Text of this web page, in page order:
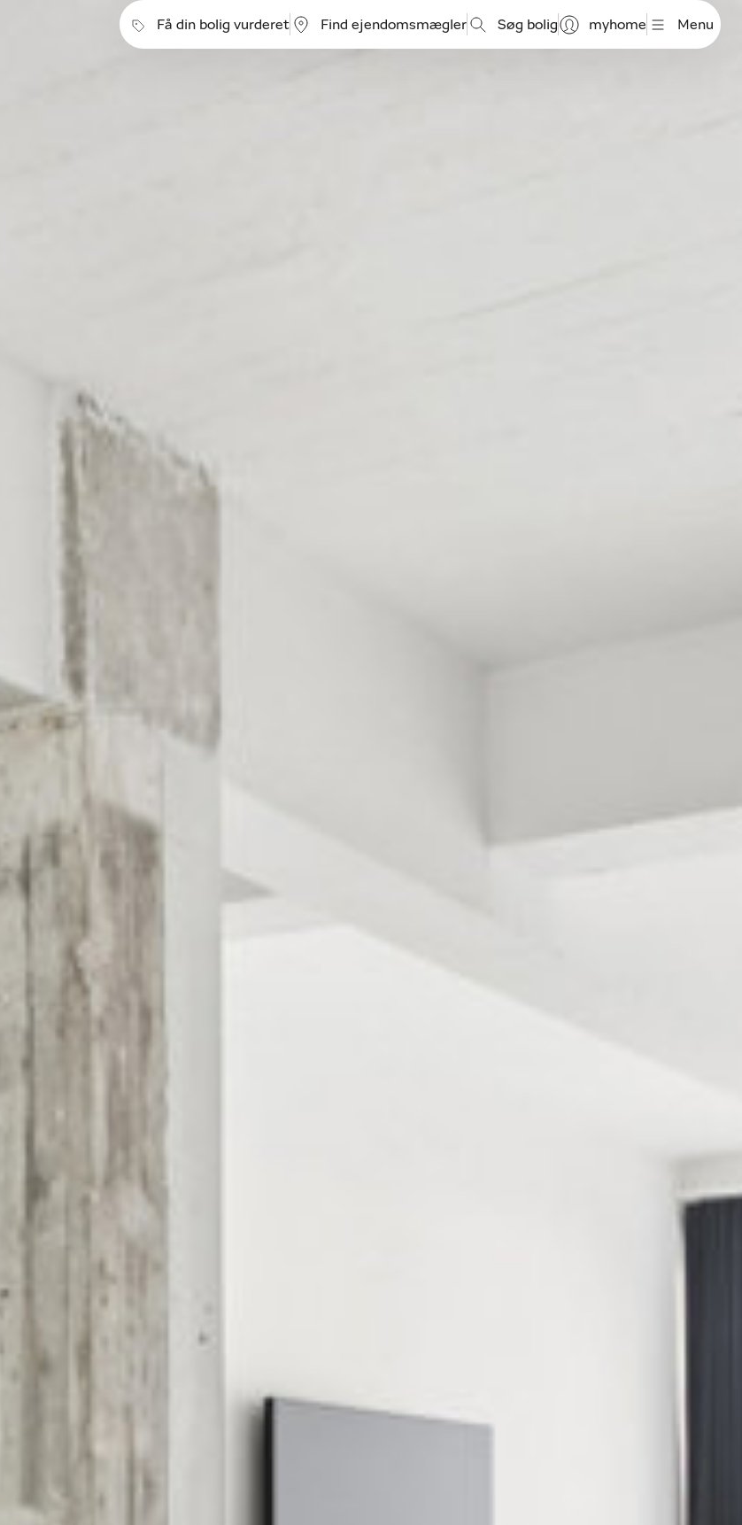
Få din bolig vurderet Find ejendomsmægler Søg bolig myhome Menu